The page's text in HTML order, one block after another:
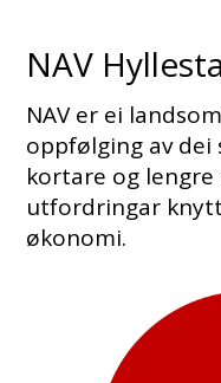
NAV
NAV er ei
oppfølging av
kortare og
utfordringar
økonomi.